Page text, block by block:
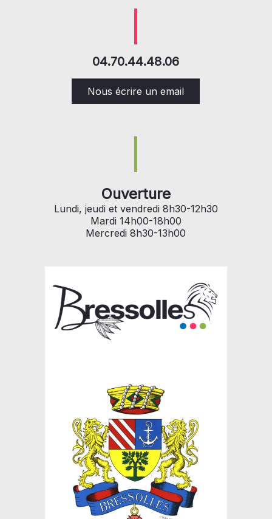
04.70.44.48.06
Nous écrire un email
Ouverture
Lundi, jeudi et vendredi 8h30-12h30
Mardi 14h00-18h00
Mercredi 8h30-13h00